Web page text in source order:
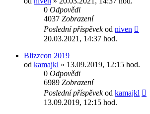
0 Odpovědi
4037 Zobrazení
Poslední příspěvekod niven
20.03.2021, 14:37 hod.
Blizzcon 2019
od kamajkl » 13.09.2019, 12:15 hod.
0 Odpovědi
6989 Zobrazení
Poslední příspěvekod kamajkl
13.09.2019, 12:15 hod.